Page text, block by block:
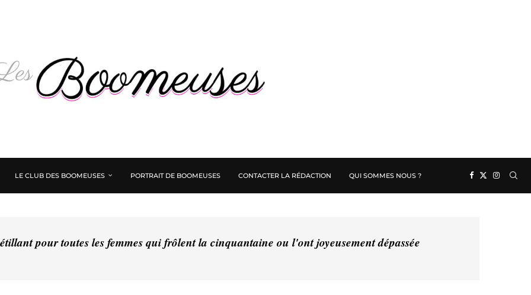
LE CLUB DES BOOMEUSES PORTRAIT DE BOOMEUSES CONTACTER LA RÉDACTION QUI SOMMES NOUS ?
pour toutes les femmes qui frôlent la cinquantaine ou l'ont joyeusement dépassée